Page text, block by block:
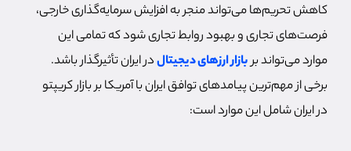
کاهش تحریم‌ها می‌تواند منجر به افزایش سرمایه‌گذاری خارجی،
فرصت‌های تجاری و بهبود روابط تجاری شود که تمامی این
موارد می‌تواند بربازار ارزهای دیجیتالدر ایران تأثیرگذار باشد.
برخی از مهم‌ترین پیامدهای توافق ایران با آمریکا بر بازار کریپتو
در ایران شامل این موارد است: